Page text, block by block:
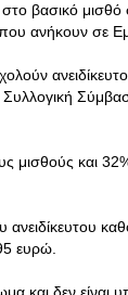
στο βασικό
ανήκουν σε
μισθούς και
ευρώ.